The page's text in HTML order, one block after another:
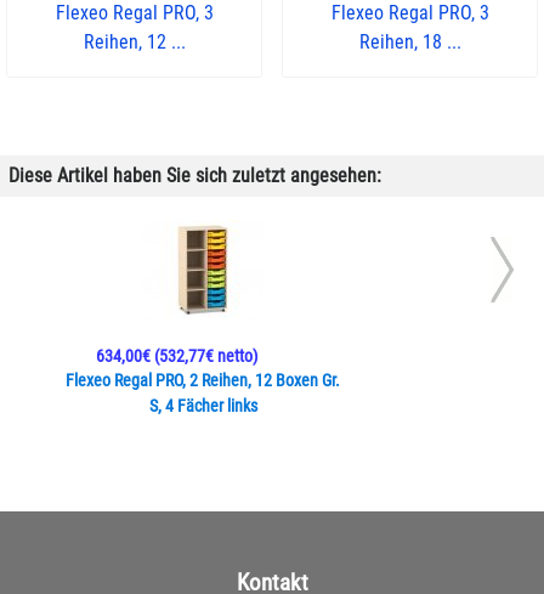
Flexeo Regal PRO, 3
Reihen, 12 ...
Flexeo Regal PRO, 3
Reihen, 18 ...
Diese Artikel haben Sie sich zuletzt angesehen:
Flexeo Regal PRO, 2 Reihen, 12 Boxen Gr.
S, 4 Fächer links
634,00€(532,77€ netto)
Kontakt